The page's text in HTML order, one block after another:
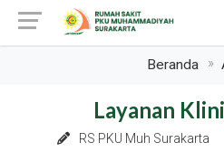
Beranda
Layanan
RS PKU Muh Surakarta